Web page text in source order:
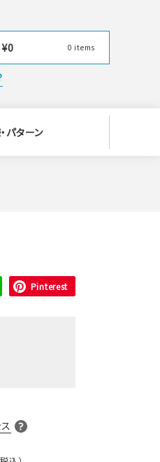
¥0 0 items
パターン
Pinterest